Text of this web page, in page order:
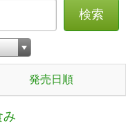
検索
発売日順
み